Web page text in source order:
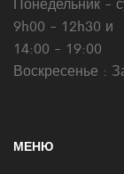
9h00 - 12h30 и
14:00 - 19:00
Воскресенье :
МЕНЮ